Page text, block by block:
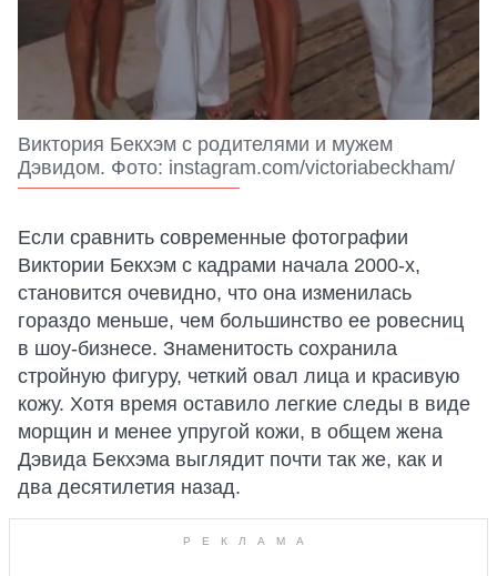
Виктория Бекхэм с родителями и мужем
Дэвидом. Фото: instagram.com/victoriabeckham/
Если сравнить современные фотографии
Виктории Бекхэм с кадрами начала 2000-х,
становится очевидно, что она изменилась
гораздо меньше, чем большинство ее ровесниц
в шоу-бизнесе. Знаменитость сохранила
стройную фигуру, четкий овал лица и красивую
кожу. Хотя время оставило легкие следы в виде
морщин и менее упругой кожи, в общем жена
Дэвида Бекхэма выглядит почти так же, как и
два десятилетия назад.